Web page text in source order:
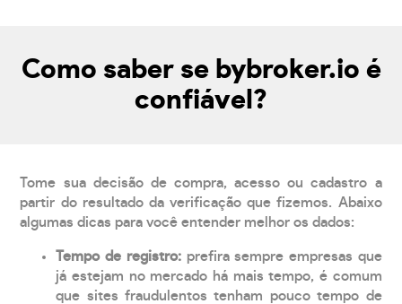
Como saber se bybroker.io é
confiável?
Tome sua decisão de compra, acesso ou cadastro a
partir do resultado da verificação que fizemos. Abaixo
algumas dicas para você entender melhor os dados:
Tempo de registro: prefira sempre empresas que
já estejam no mercado há mais tempo, é comum
que sites fraudulentos tenham pouco tempo de